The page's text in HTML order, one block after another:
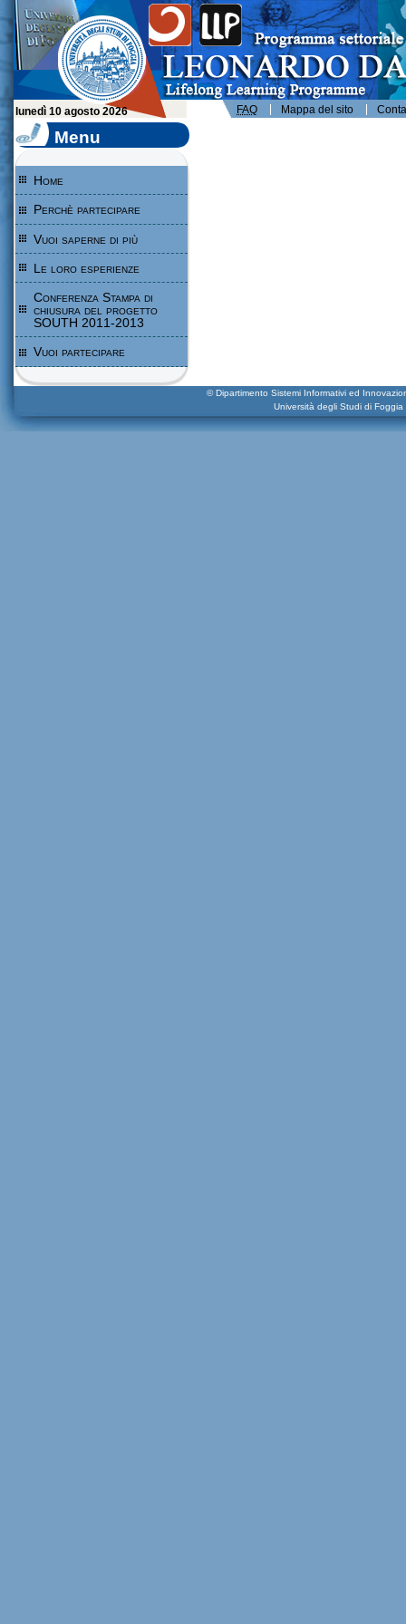
Leonardo da Vinci - Programma per l'apprendimento permanente - Università degli Studi di Foggia
lunedì 10 agosto 2026 FAQ Mappa del sito
Menu
Home
Perchè partecipare
Vuoi saperne di più
Le loro esperienze
Conferenza Stampa di
chiusura del progetto
SOUTH 2011-2013
Vuoi partecipare
© Dipartimento Sistemi Informativi ed
Università degli Studi di